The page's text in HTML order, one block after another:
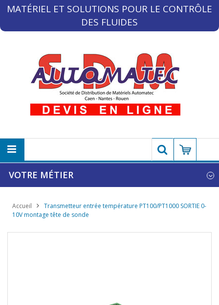
MATÉRIEL ET SOLUTIONS POUR LE CONTRÔLE
DES FLUIDES
VOTRE MÉTIER
Accueil
Transmetteur entrée température PT100/PT1000 SORTIE 0-
10V montage tête de sonde